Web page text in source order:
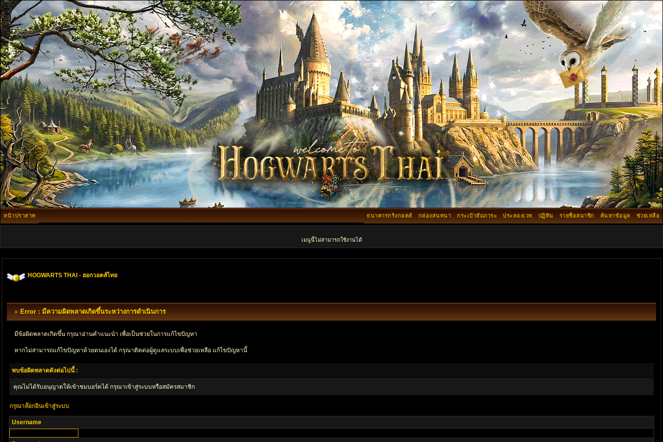
หน้าปราสาท ช่วยเหลือ
ค้นหาข้อมูล
รายชื่อสมาชิก
ปฏิทิน
ประลองเวท
กระเป๋าสัมภาระ
กล่องสนทนา
ธนาคารกริงกอตส์
เมนูนี้ไม่สามารถใช้งานได้
HOGWARTS THAI - ฮอกวอตส์ไทย
Error : มีความผิดพลาดเกิดขึ้นระหว่างการดำเนินการ
มีข้อผิดพลาดเกิดขึ้น กรุณาอ่านคำแนะนำ เพื่อเป็นช่วยในการแก้ไขปัญหา
หากไม่สามารถแก้ไขปัญหาด้วยตนเองได้ กรุณาติตด่อผู้ดูแลระบบเพื่อช่วยเหลือ แก้ไขปัญหานี้
พบข้อผิดพลาดดังต่อไปนี้ :
คุณไม่ได้รับอนุญาตให้เข้าชมบอร์ดได้ กรุณาเข้าสู่ระบบหรือสมัครสมาชิก
กรุณาล๊อกอินเข้าสู่ระบบ
Username